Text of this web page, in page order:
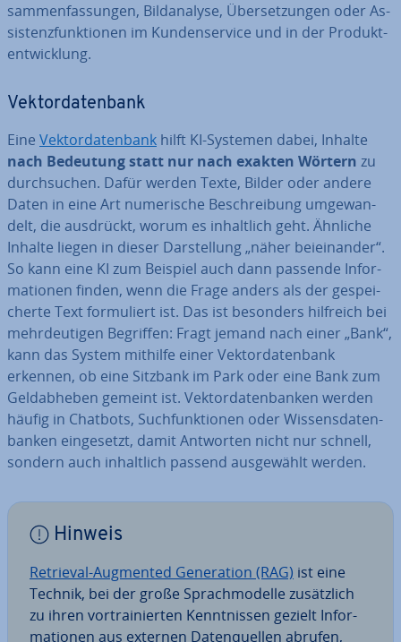
sam­men­fas­sun­gen, Bild­ana­ly­se, Über­set­zun­gen oder As­
sis­tenz­funk­tio­nen im Kun­den­ser­vice und in der Pro­dukt­
ent­wick­lung.
Vek­tor­da­ten­bank
Eine Vek­tor­da­ten­bank hilft KI-Systemen dabei, Inhalte
nach Bedeutung statt nur nach exakten Wörtern zu
durch­su­chen. Dafür werden Texte, Bilder oder andere
Daten in eine Art nu­me­ri­sche Be­schrei­bung um­ge­wan­
delt, die ausdrückt, worum es in­halt­lich geht. Ähnliche
Inhalte liegen in dieser Dar­stel­lung „näher bei­ein­an­der“.
So kann eine KI zum Beispiel auch dann passende In­for­
ma­tio­nen finden, wenn die Frage anders als der ge­spei­
cher­te Text for­mu­liert ist. Das ist besonders hilfreich bei
mehr­deu­ti­gen Begriffen: Fragt jemand nach einer „Bank“,
kann das System mithilfe einer Vek­tor­da­ten­bank
erkennen, ob eine Sitzbank im Park oder eine Bank zum
Geld­ab­he­ben gemeint ist. Vek­tor­da­ten­ban­ken werden
häufig in Chatbots, Such­funk­tio­nen oder Wis­sens­da­ten­
ban­ken ein­ge­setzt, damit Antworten nicht nur schnell,
sondern auch in­halt­lich passend aus­ge­wählt werden.
Hinweis
Retrieval-Augmented Ge­ne­ra­ti­on (RAG) ist eine
Technik, bei der große Sprach­mo­del­le zu­sätz­lich
zu ihren vor­trai­nier­ten Kennt­nis­sen gezielt In­for­
ma­tio­nen aus externen Da­ten­quel­len abrufen,